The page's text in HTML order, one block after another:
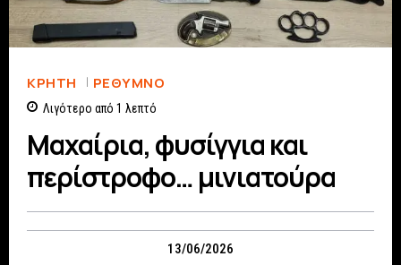
ΚΡΗΤΗ ΡΈΘΥΜΝΟ
Λιγότερο από 1 λεπτό
Mαχαίρια, φυσίγγια και
περίστροφο… μινιατούρα
13/06/2026